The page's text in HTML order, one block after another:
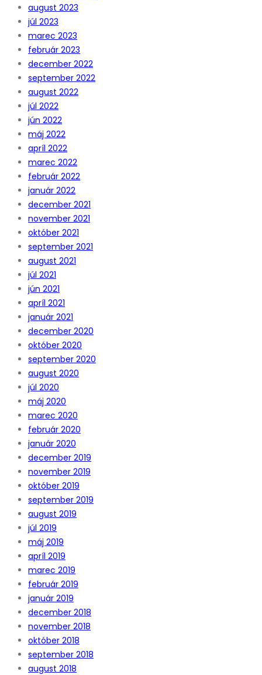
august 2023
júl 2023
marec 2023
február 2023
december 2022
september 2022
august 2022
júl 2022
jún 2022
máj 2022
apríl 2022
marec 2022
február 2022
január 2022
december 2021
november 2021
október 2021
september 2021
august 2021
júl 2021
jún 2021
apríl 2021
január 2021
december 2020
október 2020
september 2020
august 2020
júl 2020
máj 2020
marec 2020
február 2020
január 2020
december 2019
november 2019
október 2019
september 2019
august 2019
júl 2019
máj 2019
apríl 2019
marec 2019
február 2019
január 2019
december 2018
november 2018
október 2018
september 2018
august 2018